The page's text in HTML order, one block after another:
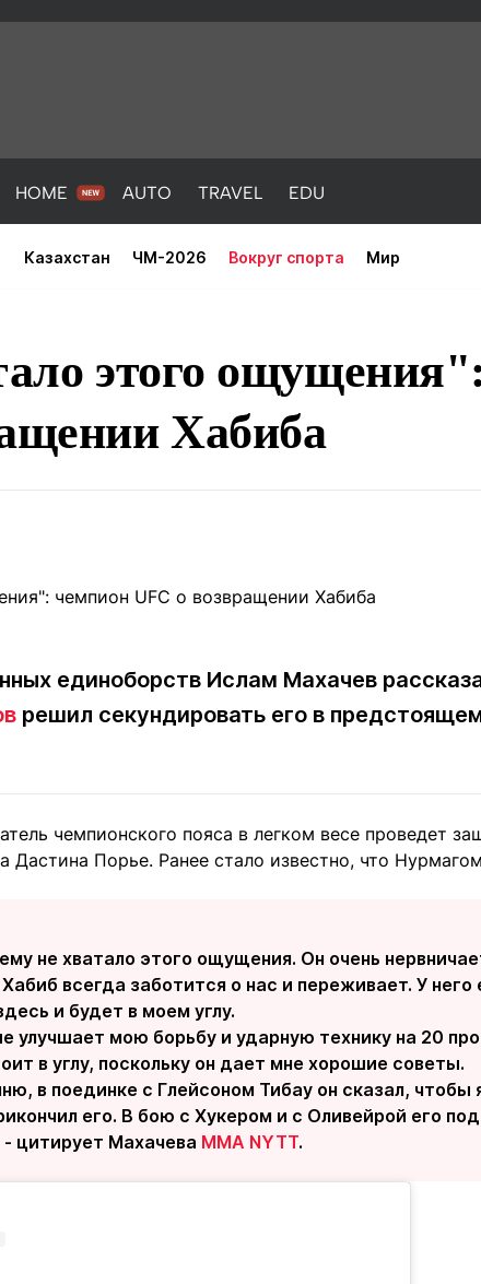
HOME AUTO TRAVEL EDU
Казахстан ЧМ-2026 Вокруг спорта Мир
HEALTH HOME
(700) 3 888 188
этого
Хабиба
единоборств Ислам Махачев
решил секундировать его в
чемпионского пояса в легком весе проведет
Дастина Порье. Ранее стало известно, что
не хватало этого ощущения. Он очень
всегда заботится о нас и переживает. У
и будет в моем углу.
улучшает мою борьбу и ударную технику на 20
в углу, поскольку он дает мне хорошие советы.
в поединке с Глейсоном Тибау он сказал, чтобы
его. В бою с Хукером и с Оливейрой его
цитирует Махачева MMA NYTT.